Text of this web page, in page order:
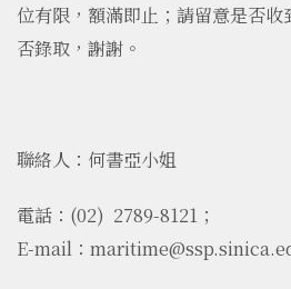
位有限，額滿即止；請留意是否
否錄取，謝謝。
聯絡人：何書亞小姐
電話：(02) 2789-8121；
E-mail：